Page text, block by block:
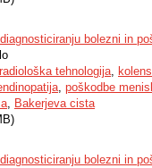
bolezni in
radiološka tehnologija,
, poškodbe
, Bakerjeva cista
bolezni in